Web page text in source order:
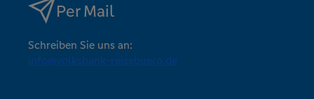
Per Mail
Schreiben Sie uns an:
info@volksbank-reisebuero.de